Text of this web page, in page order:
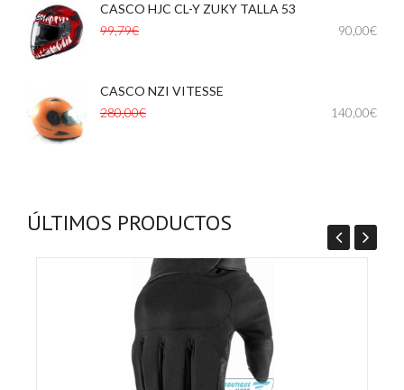
CASCO HJC CL-Y ZUKY TALLA 53
99,79€
90,00€
CASCO NZI VITESSE
280,00€
140,00€
ÚLTIMOS PRODUCTOS